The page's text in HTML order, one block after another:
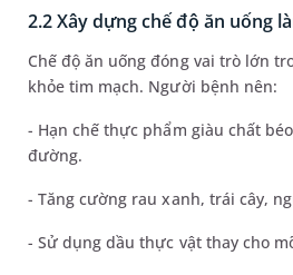
2.2 Xây dựng chế độ ăn uống
Chế độ ăn uống đóng vai trò lớn
khỏe tim mạch. Người bệnh nên:
- Hạn chế thực phẩm giàu chất
đường.
- Tăng cường rau xanh, trái cây,
- Sử dụng dầu thực vật thay cho